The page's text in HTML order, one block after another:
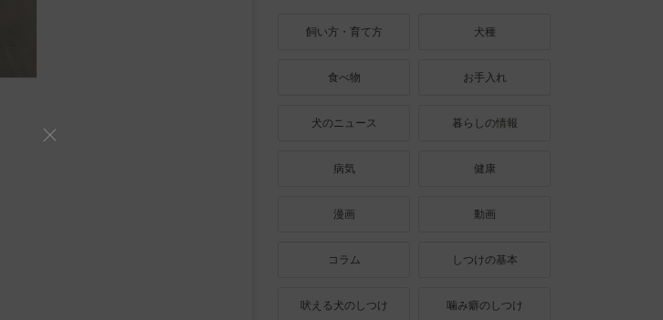
飼い方・育て方 犬種
食べ物 お手入れ
犬のニュース 暮らしの情報
病気 健康
漫画 動画
コラム しつけの基本
吠える犬のしつけ 噛み癖のしつけ